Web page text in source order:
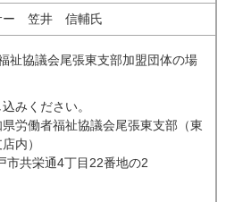
ー 笠井 信輔氏
祉協議会尾張東支部加盟団体の場
みください。
労働者福祉協議会尾張東支部（東
内）
市共栄通4丁目22番地の2